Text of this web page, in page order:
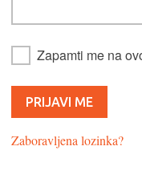
Zapamti me na
Zaboravljena lozinka?